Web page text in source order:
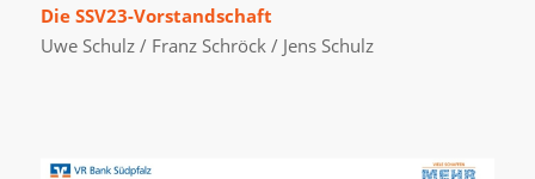
Die SSV23-Vorstandschaft
Uwe Schulz / Franz Schröck / Jens Schulz